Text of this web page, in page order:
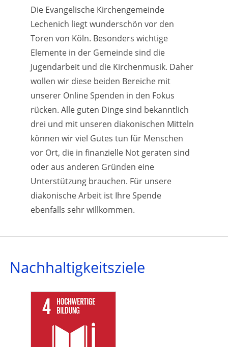
Die Evangelische Kirchengemeinde
Lechenich liegt wunderschön vor den
Toren von Köln. Besonders wichtige
Elemente in der Gemeinde sind die
Jugendarbeit und die Kirchenmusik. Daher
wollen wir diese beiden Bereiche mit
unserer Online Spenden in den Fokus
rücken. Alle guten Dinge sind bekanntlich
drei und mit unseren diakonischen Mitteln
können wir viel Gutes tun für Menschen
vor Ort, die in finanzielle Not geraten sind
oder aus anderen Gründen eine
Unterstützung brauchen. Für unsere
diakonische Arbeit ist Ihre Spende
ebenfalls sehr willkommen.
Nachhaltigkeitsziele